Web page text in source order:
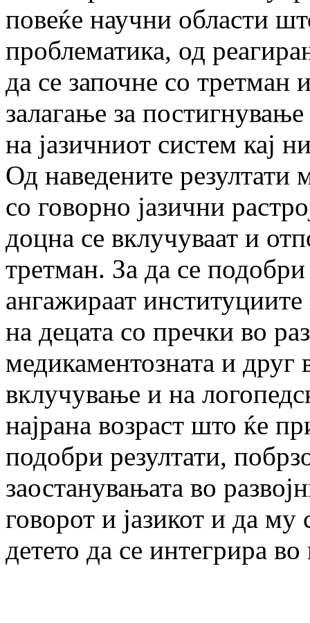
повеќе научни области
проблематика, од
да се започне со третман
залагање за
на јазичниот систем кај
Од наведените резултати
со говорно јазични
доцна се вклучуваат и
третман. За да се подобри
ангажираат
на децата со пречки во
медикаментозната и друг
вклучување и на
најрана возраст што ќе
подобри резултати,
заостанувањата во
говорот и јазикот и да
детето да се интегрира